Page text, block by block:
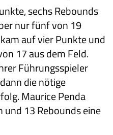
sechs Rebounds
nur fünf von 19
auf vier Punkte und
17 aus dem Feld.
Führungsspieler
die nötige
Maurice Penda
13 Rebounds eine